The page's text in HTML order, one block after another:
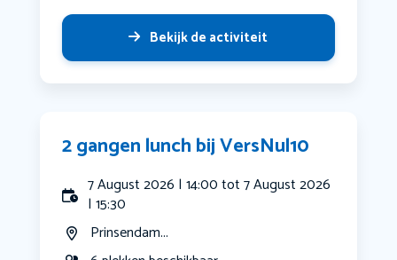
Bekijk de activiteit
2 gangen lunch bij VersNul10
7 August 2026 | 14:00 tot 7 August 2026
| 15:30
Prinsendam...